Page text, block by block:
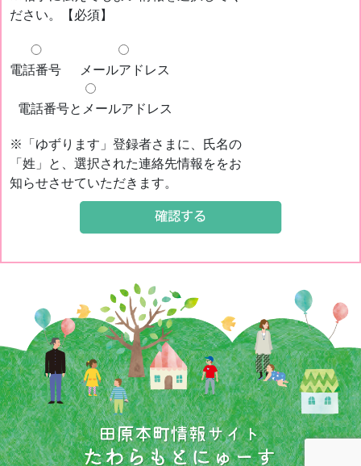
ださい。【必須】
電話番号 メールアドレス
電話番号とメールアドレス
※「ゆずります」登録者さまに、氏名の
「姓」と、選択された連絡先情報ををお
知らせさせていただきます。